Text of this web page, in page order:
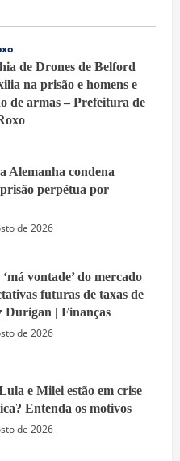
de Drones de Belford
na prisão e homens e
de armas – Prefeitura de
Alemanha condena
perpétua por
de 2026
vontade’ do mercado
futuras de taxas de
Durigan | Finanças
de 2026
e Milei estão em crise
Entenda os motivos
de 2026